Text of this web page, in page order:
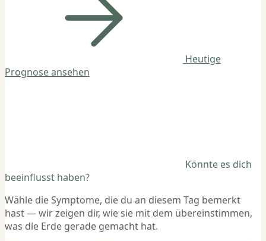
Heutige
Prognose ansehen
Könnte es dich
beeinflusst haben?
Wähle die Symptome, die du an diesem Tag bemerkt
hast — wir zeigen dir, wie sie mit dem übereinstimmen,
was die Erde gerade gemacht hat.